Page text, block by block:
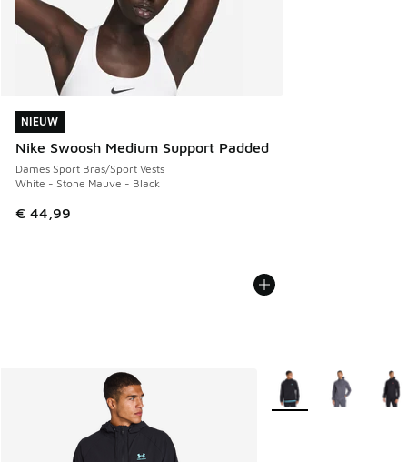
NIEUW
Nike Swoosh Medium Support Padded
Dames Sport Bras/Sport Vests
White - Stone Mauve - Black
€ 44,99
NIEUW
Meer kleuren